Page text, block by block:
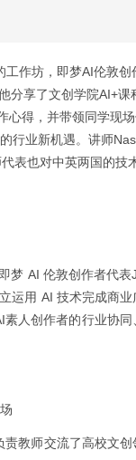
作坊，即梦AI伦敦创
分享了文创学院AI+课
得，并带领同学现场
行业新机遇。讲师
表也对中英两国的技
梦 AI 伦敦创作者代
运用 AI 技术完成商
人创作者的行业协
教师交流了高校文